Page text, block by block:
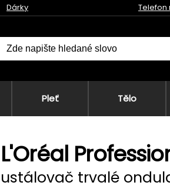
Dárky Telefon
Pleť Tělo
L'Oréal
ustálovač trvalé